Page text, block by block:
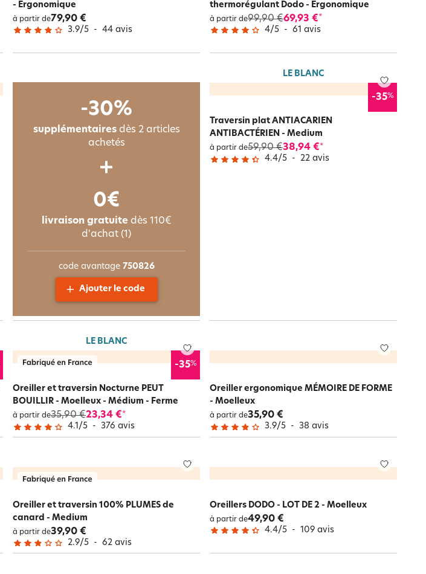
- Ergonomique
à partir de79,90 €
3.9/5 - 44 avis
thermorégulant Dodo - Ergonomique
à partir de99,90 €69,93 €*
4/5 - 61 avis
LE BLANC
-35%
Traversin plat ANTIACARIEN
ANTIBACTÉRIEN - Medium
à partir de59,90 €38,94 €*
4.4/5 - 22 avis
LE BLANC
-35%
Oreiller et traversin Nocturne PEUT
BOUILLIR - Moelleux - Médium - Ferme
à partir de35,90 €23,34 €*
4.1/5 - 376 avis
Oreiller ergonomique MÉMOIRE DE FORME
- Moelleux
à partir de35,90 €
3.9/5 - 38 avis
Oreiller et traversin 100% PLUMES de
canard - Medium
à partir de39,90 €
2.9/5 - 62 avis
Oreillers DODO - LOT DE 2 - Moelleux
à partir de49,90 €
4.4/5 - 109 avis
-30%
supplémentaires dès 2 articles
achetés
0€
livraison gratuite dès 110€
d'achat (1)
code avantage 750826
Ajouter le code